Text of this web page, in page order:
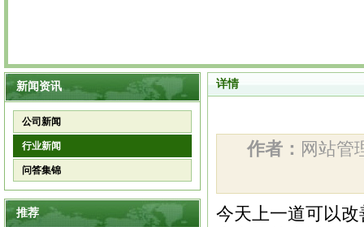
新闻资讯
公司新闻
行业新闻
问答集锦
推荐
详情
作者： 网站
今天上一道可以